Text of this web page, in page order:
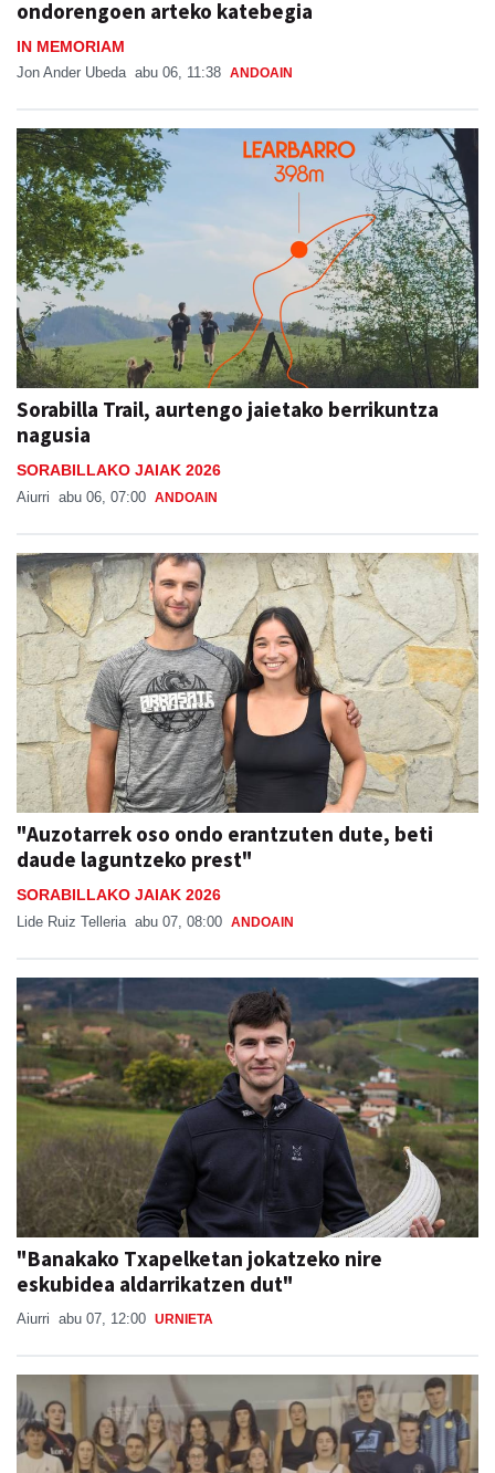
ondorengoen arteko katebegia
IN MEMORIAM
Jon Ander Ubeda abu 06, 11:38 ANDOAIN
Sorabilla Trail, aurtengo jaietako berrikuntza
nagusia
SORABILLAKO JAIAK 2026
Aiurri abu 06, 07:00 ANDOAIN
"Auzotarrek oso ondo erantzuten dute, beti
daude laguntzeko prest"
SORABILLAKO JAIAK 2026
Lide Ruiz Telleria abu 07, 08:00 ANDOAIN
"Banakako Txapelketan jokatzeko nire
eskubidea aldarrikatzen dut"
Aiurri abu 07, 12:00 URNIETA